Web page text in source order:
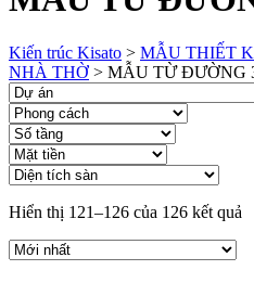
Kiến trúc Kisato > MẪU THIẾT
NHÀ THỜ > MẪU TỪ ĐƯỜNG
Hiển thị 121–126 của 126 kết quả